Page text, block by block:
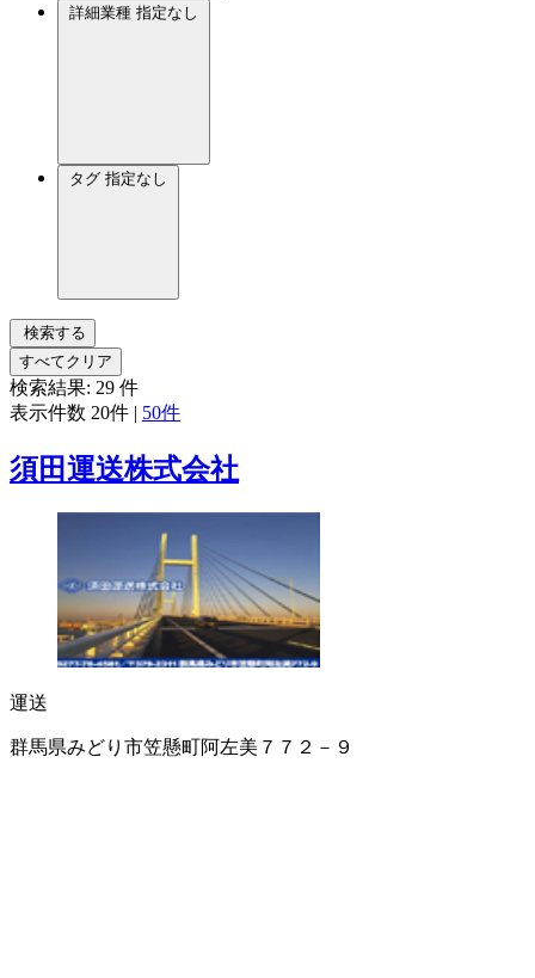
詳細業種 指定なし
タグ 指定なし
検索する
すべてクリア
検索結果: 29 件
表示件数 20件 | 50件
須田運送株式会社
運送
群馬県みどり市笠懸町阿左美７７２－９